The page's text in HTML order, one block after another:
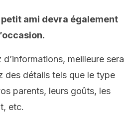
ami devra également
meilleure sera
des détails tels que le type
parents, leurs goûts, les
etc.